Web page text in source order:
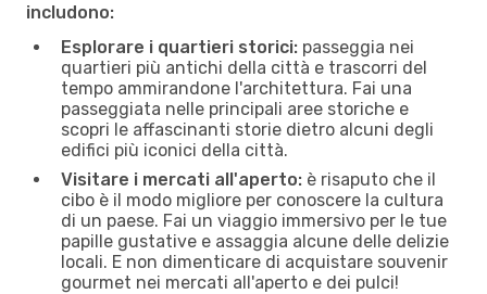
includono:
Esplorare i quartieri storici: passeggia nei
quartieri più antichi della città e trascorri del
tempo ammirandone l'architettura. Fai una
passeggiata nelle principali aree storiche e
scopri le affascinanti storie dietro alcuni degli
edifici più iconici della città.
Visitare i mercati all'aperto: è risaputo che il
cibo è il modo migliore per conoscere la cultura
di un paese. Fai un viaggio immersivo per le tue
papille gustative e assaggia alcune delle delizie
locali. E non dimenticare di acquistare souvenir
gourmet nei mercati all'aperto e dei pulci!